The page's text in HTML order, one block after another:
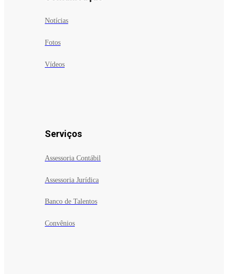
Notícias
Fotos
Vídeos
Serviços
Assessoria Contábil
Assessoria Jurídica
Banco de Talentos
Convênios